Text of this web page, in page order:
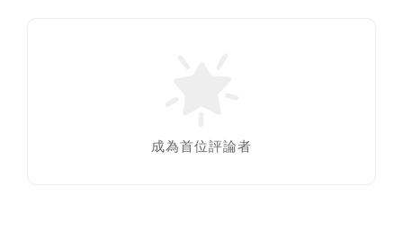
成為首位評論者